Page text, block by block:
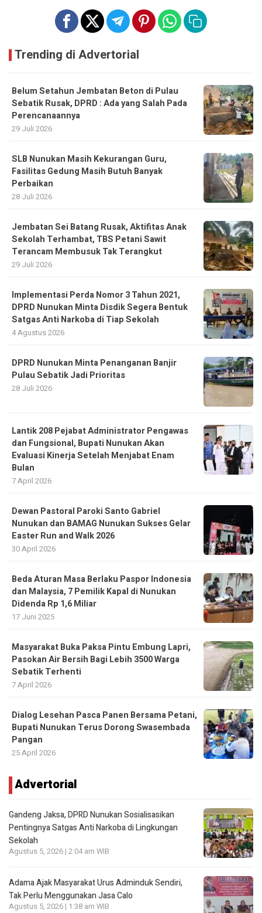
Trending di Advertorial
Belum Setahun Jembatan Beton di Pulau
Sebatik Rusak, DPRD : Ada yang Salah Pada
Perencanaannya
29 Juli 2026
SLB Nunukan Masih Kekurangan Guru,
Fasilitas Gedung Masih Butuh Banyak
Perbaikan
28 Juli 2026
Jembatan Sei Batang Rusak, Aktifitas Anak
Sekolah Terhambat, TBS Petani Sawit
Terancam Membusuk Tak Terangkut
29 Juli 2026
Implementasi Perda Nomor 3 Tahun 2021,
DPRD Nunukan Minta Disdik Segera Bentuk
Satgas Anti Narkoba di Tiap Sekolah
4 Agustus 2026
DPRD Nunukan Minta Penanganan Banjir
Pulau Sebatik Jadi Prioritas
28 Juli 2026
Lantik 208 Pejabat Administrator Pengawas
dan Fungsional, Bupati Nunukan Akan
Evaluasi Kinerja Setelah Menjabat Enam
Bulan
7 April 2026
Dewan Pastoral Paroki Santo Gabriel
Nunukan dan BAMAG Nunukan Sukses Gelar
Easter Run and Walk 2026
30 April 2026
Beda Aturan Masa Berlaku Paspor Indonesia
dan Malaysia, 7 Pemilik Kapal di Nunukan
Didenda Rp 1,6 Miliar
17 Juni 2025
Masyarakat Buka Paksa Pintu Embung Lapri,
Pasokan Air Bersih Bagi Lebih 3500 Warga
Sebatik Terhenti
7 April 2026
Dialog Lesehan Pasca Panen Bersama Petani,
Bupati Nunukan Terus Dorong Swasembada
Pangan
25 April 2026
Advertorial
Gandeng Jaksa, DPRD Nunukan Sosialisasikan
Pentingnya Satgas Anti Narkoba di Lingkungan
Sekolah
Agustus 5, 2026 | 2:04 am WIB
Adama Ajak Masyarakat Urus Adminduk Sendiri,
Tak Perlu Menggunakan Jasa Calo
Agustus 5, 2026 | 1:38 am WIB